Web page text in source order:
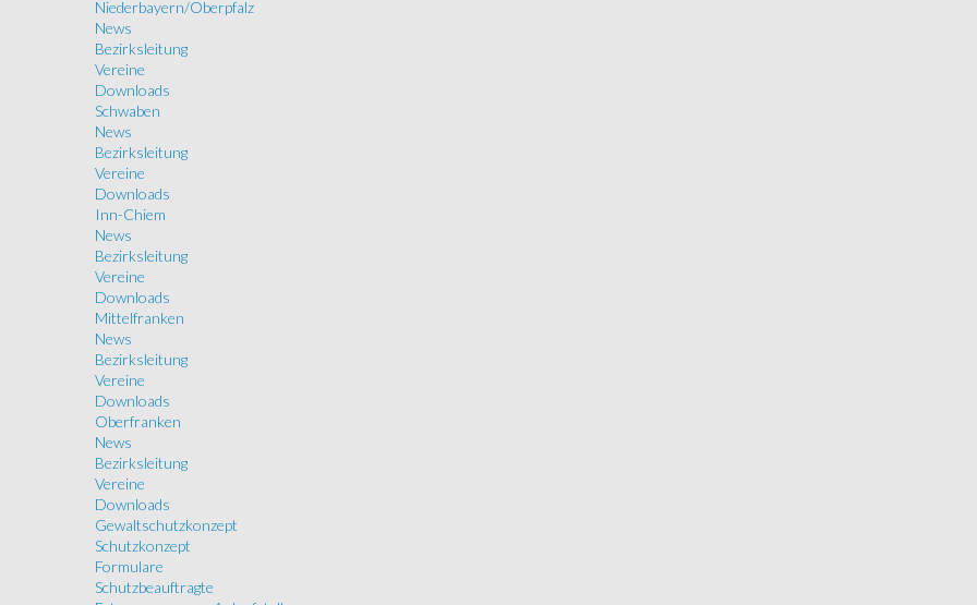
Niederbayern/Oberpfalz
News
Bezirksleitung
Vereine
Downloads
Schwaben
News
Bezirksleitung
Vereine
Downloads
Inn-Chiem
News
Bezirksleitung
Vereine
Downloads
Mittelfranken
News
Bezirksleitung
Vereine
Downloads
Oberfranken
News
Bezirksleitung
Vereine
Downloads
Gewaltschutzkonzept
Schutzkonzept
Formulare
Schutzbeauftragte